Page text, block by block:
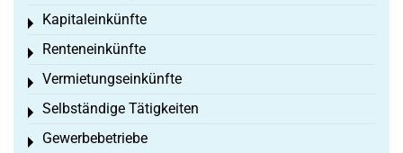
Kapitaleinkünfte
Toggle menu
Renteneinkünfte
Toggle menu
Vermietungseinkünfte
Toggle menu
Selbständige Tätigkeiten
Toggle menu
Gewerbebetriebe
Toggle menu